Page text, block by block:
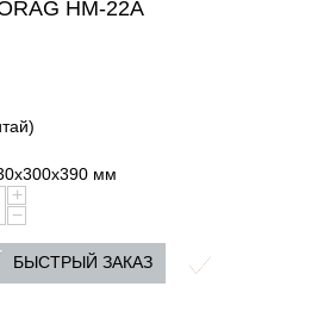
HM-22A
мм
+
−
БЫСТРЫЙ ЗАКАЗ